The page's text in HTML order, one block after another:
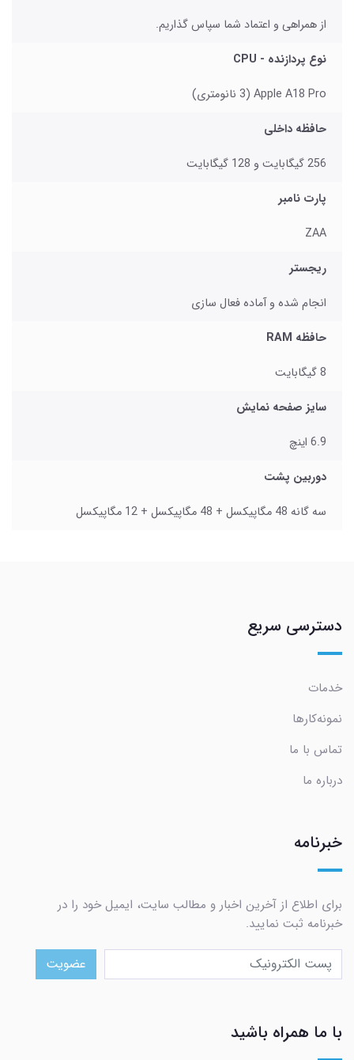
از همراهی و اعتماد شما سپاس گذاریم.
نوع پردازنده - CPU
Apple A18 Pro (3 نانومتری)
حافظه داخلی
256 گیگابایت و 128 گیگابایت
پارت نامبر
ZAA
ریجستر
انجام شده و آماده فعال سازی
حافظه RAM
8 گیگابایت
سایز صفحه نمایش
6.9 اینچ
دوربین پشت
سه گانه 48 مگاپیکسل + 48 مگاپیکسل + 12 مگاپیکسل
دسترسی سریع
خدمات
نمونه‌کارها
تماس با ما
درباره ما
خبرنامه
برای اطلاع از آخرین اخبار و مطالب سایت، ایمیل خود را در
خبرنامه ثبت نمایید.
عضویت
با ما همراه باشید